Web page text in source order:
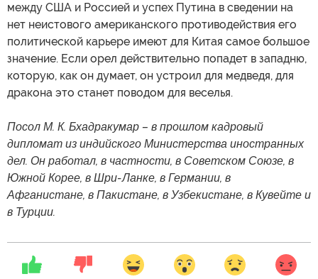
между США и Россией и успех Путина в сведении на
нет неистового американского противодействия его
политической карьере имеют для Китая самое большое
значение. Если орел действительно попадет в западню,
которую, как он думает, он устроил для медведя, для
дракона это станет поводом для веселья.
Посол М. К. Бхадракумар – в прошлом кадровый
дипломат из индийского Министерства иностранных
дел. Он работал, в частности, в Советском Союзе, в
Южной Корее, в Шри-Ланке, в Германии, в
Афганистане, в Пакистане, в Узбекистане, в Кувейте и
в Турции.